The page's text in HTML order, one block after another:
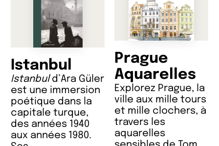
Istanbul
Istanbuld’Ara Güler
est une immersion
poétique dans la
capitale turque,
des années 1940
aux années 1980.
Prague
Aquarelles
Explorez Prague, la
ville aux mille tours
et mille clochers, à
travers les
aquarelles